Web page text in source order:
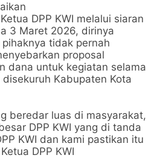
DPP KWI melalui siaran
3 Maret 2026, dirinya
tidak pernah
proposal
dana untuk kegiatan selama
Kabupaten Kota
beredar luas di masyarakat,
DPP KWI yang di tanda
KWI dan kami pastikan itu
DPP KWI